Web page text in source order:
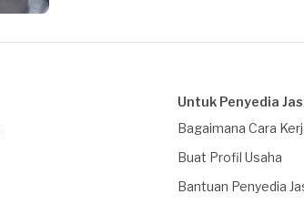
Untuk Penyedia
Bagaimana Cara
Buat Profil Usaha
Bantuan Penyedia